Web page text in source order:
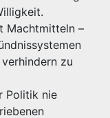
Machtmitteln –
zu
Politik nie